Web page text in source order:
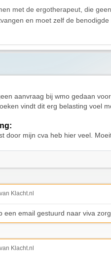
met de ergotherapeut, die
en moet zelf de
aanvraag bij wmo gedaan
vindt dit erg belasting voel
door mijn cva heb hier veel.
Klacht.nl
een email gestuurd naar viva
Klacht.nl